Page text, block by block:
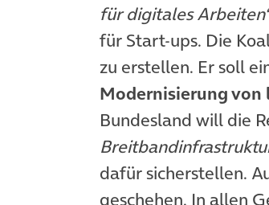
für digitales
für Start-ups. Die
zu erstellen. Er soll
Modernisierung
Bundesland will die
dafür sicherstellen.
geschehen. In allen